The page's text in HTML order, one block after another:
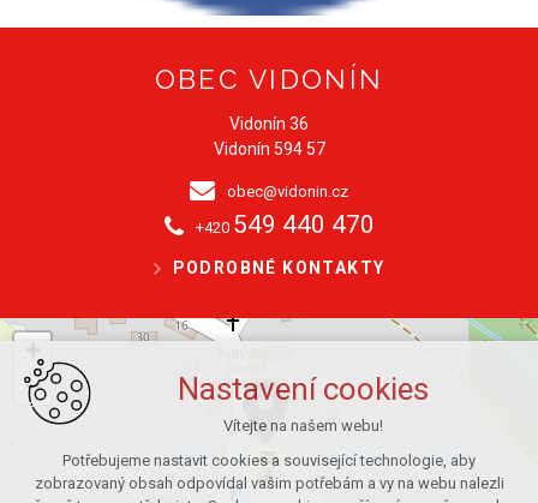
OBEC VIDONÍN
Vidonín 36
Vidonín 594 57
obec@vidonin.cz
+420 549 440 470
PODROBNÉ KONTAKTY
−
Nastavení cookies
Vítejte na našem webu!
Potřebujeme nastavit cookies a související technologie, aby
zobrazovaný obsah odpovídal vašim potřebám a vy na webu nalezli